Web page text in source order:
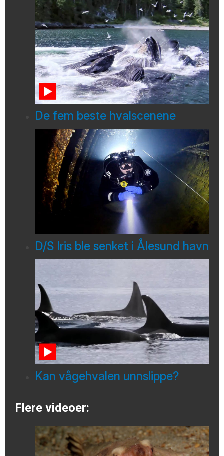
De fem beste hvalscenene
D/S Iris ble senket i Ålesund havn
Kan vågehvalen unnslippe?
Flere videoer: